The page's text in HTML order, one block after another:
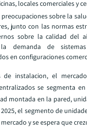
locales comerciales y
preocupaciones sobre la
junto con las normas
sobre la calidad del
la demanda de
en configuraciones
de instalacion, el
se segmenta
montada en la pared,
el segmento de
y se espera que